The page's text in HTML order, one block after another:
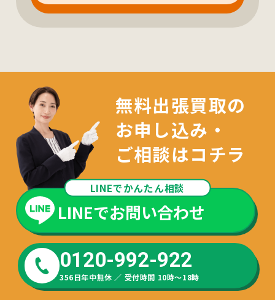
0120-992-922
356日年中無休 ／ 受付時間 10時～18時
無料出張買取の
お申し込み・
ご相談はコチラ
LINEでかんたん相談
LINEでお問い合わせ
友達追加でお問い合わせいただけます
お気軽にご連絡ください
メールでお問い合わせ